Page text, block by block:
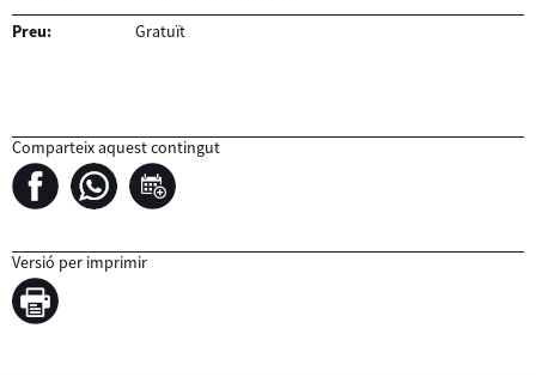
Preu: Gratuït
Comparteix aquest contingut
Versió per imprimir